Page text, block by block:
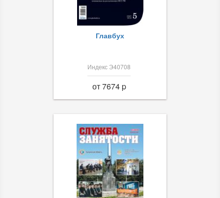
Главбух
Индекс Э40708
от 7674 p